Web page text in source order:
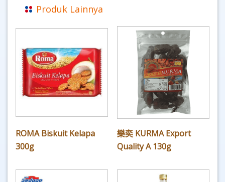
Produk Lainnya
ROMA Biskuit Kelapa
300g
樂奕 KURMA Export
Quality A 130g